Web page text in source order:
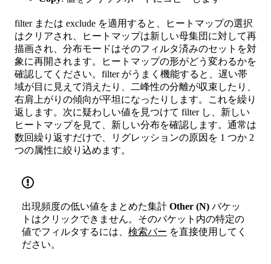
filter または exclude を適用すると、ヒートマップの選択
はクリアされ、ヒートマップは新しい母集団に対して再
描画され、分布モードはそのフィルタ済みのセットを対
象に再開されます。ヒートマップの形がどう変わるかを
確認してください。filter がうまく機能すると、遅い帯
域が目に見えて消えたり、二峰性の分離が収束したり、
右肩上がりの傾向が平坦になったりします。これを繰り
返します。次に疑わしい値を見つけて filter し、新しい
ヒートマップを見て、新しい分布を確認します。通常は
数回繰り返すだけで、リグレッションの原因を 1 つか 2
つの属性に絞り込めます。
出現頻度の低い値をまとめた集計 Other (N) バケッ
トはクリックできません。そのバケット内の特定の
値でフィルタするには、 検索バー を直接使用してく
ださい。